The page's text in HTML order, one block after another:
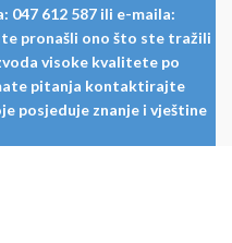
612 587 ili e-maila:
pronašli ono što ste tražili
visoke kvalitete po
pitanja kontaktirajte
posjeduje znanje i vještine